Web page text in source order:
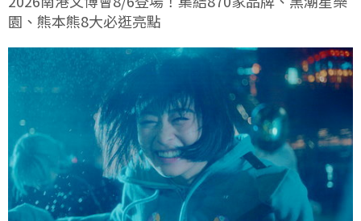
園、熊本熊8大必逛亮點